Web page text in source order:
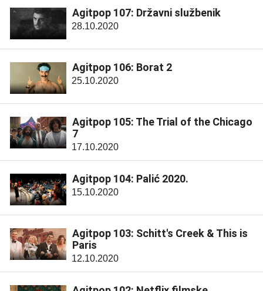
Agitpop 107: Državni službenik
28.10.2020
Agitpop 106: Borat 2
25.10.2020
Agitpop 105: The Trial of the Chicago
7
17.10.2020
Agitpop 104: Palić 2020.
15.10.2020
Agitpop 103: Schitt's Creek & This is
Paris
12.10.2020